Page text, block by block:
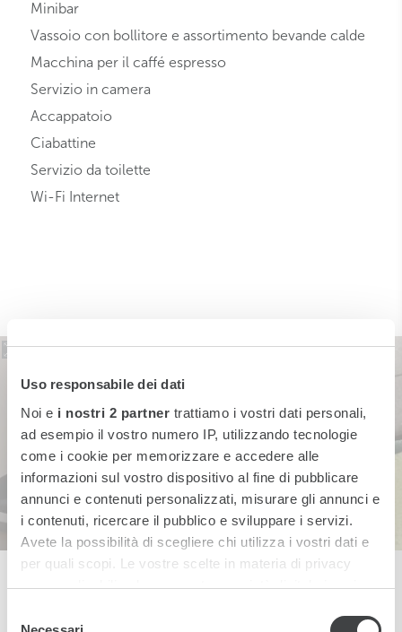
Uso responsabile dei dati
Noi e i nostri 2 partner trattiamo i vostri dati personali,
ad esempio il vostro numero IP, utilizzando tecnologie
come i cookie per memorizzare e accedere alle
informazioni sul vostro dispositivo al fine di pubblicare
annunci e contenuti personalizzati, misurare gli annunci e
i contenuti, ricercare il pubblico e sviluppare i servizi.
Avete la possibilità di scegliere chi utilizza i vostri dati e
per quali scopi. Le vostre scelte in materia di privacy
sono applicabili solo su questa proprietà digitale in cui
revocare il proprio consenso in qualsiasi momento dalla
Minibar
Vassoio con bollitore e assortimento bevande calde
Macchina per il caffé espresso
Servizio in camera
Accappatoio
Ciabattine
Servizio da toilette
Wi-Fi Internet